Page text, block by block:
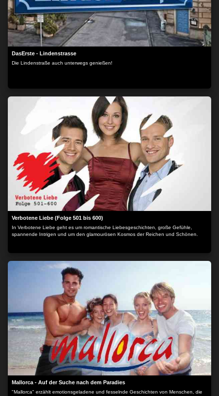
DasErste - Lindenstrasse
Die Lindenstraße auch unterwegs genießen!
Verbotene Liebe (Folge 501 bis 600)
In Verbotene Liebe geht es um romantische Liebesgeschichten, große Gefühle,
spannende Intrigen und um den glamourösen Kosmos der Reichen und Schönen.
Mallorca - Auf der Suche nach dem Paradies
"Mallorca" erzählt emotionsgeladene und fesselnde Geschichten von Menschen, die